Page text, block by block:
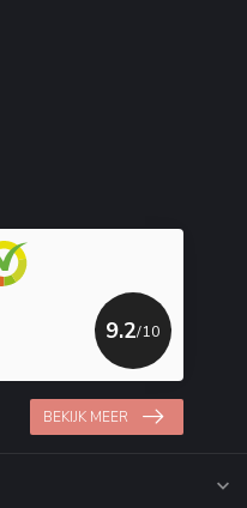
9.2/10
BEKIJK MEER